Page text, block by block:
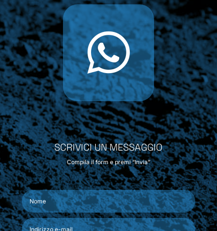

SCRIVICI UN MESSAGGIO
Compila il form e premi “Invia”